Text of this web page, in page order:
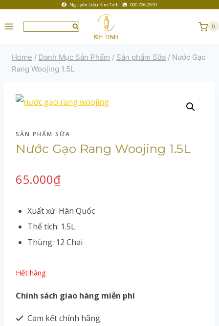
Nguyên Liệu Kim Tinh 090 766 29 97
0
Home / Danh Mục Sản Phẩm / Sản phẩm Sữa / Nước Gạo
Rang Woojing 1.5L
SẢN PHẨM SỮA
Nước Gạo Rang Woojing 1.5L
65.000₫
Xuất xứ: Hàn Quốc
Thể tích: 1.5L
Thùng: 12 Chai
Hết hàng
Chính sách giao hàng miễn phí
Cam kết chính hãng